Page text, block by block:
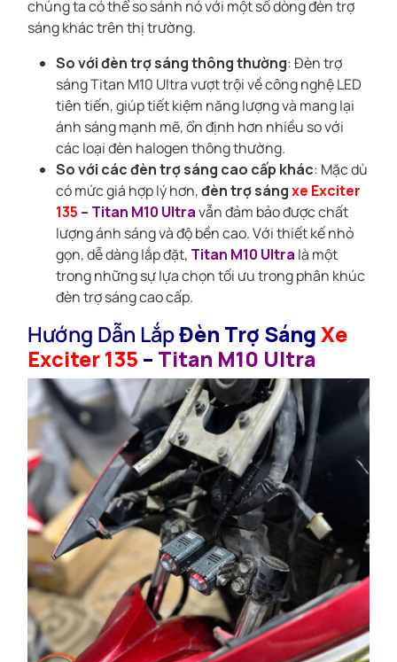
chúng ta có thể so sánh nó với một số dòng đèn trợ
sáng khác trên thị trường.
So với đèn trợ sáng thông thường: Đèn trợ
sáng Titan M10 Ultra vượt trội về công nghệ LED
tiên tiến, giúp tiết kiệm năng lượng và mang lại
ánh sáng mạnh mẽ, ổn định hơn nhiều so với
các loại đèn halogen thông thường.
So với các đèn trợ sáng cao cấp khác: Mặc dù
có mức giá hợp lý hơn,đèn trợ sángxe Exciter
135 – Titan M10 Ultravẫn đảm bảo được chất
lượng ánh sáng và độ bền cao. Với thiết kế nhỏ
gọn, dễ dàng lắp đặt, Titan M10 Ultra là một
trong những sự lựa chọn tối ưu trong phân khúc
đèn trợ sáng cao cấp.
Hướng Dẫn LắpĐèn Trợ SángXe
Exciter 135 – Titan M10 Ultra